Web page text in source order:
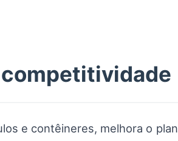
e contêineres, melhora o